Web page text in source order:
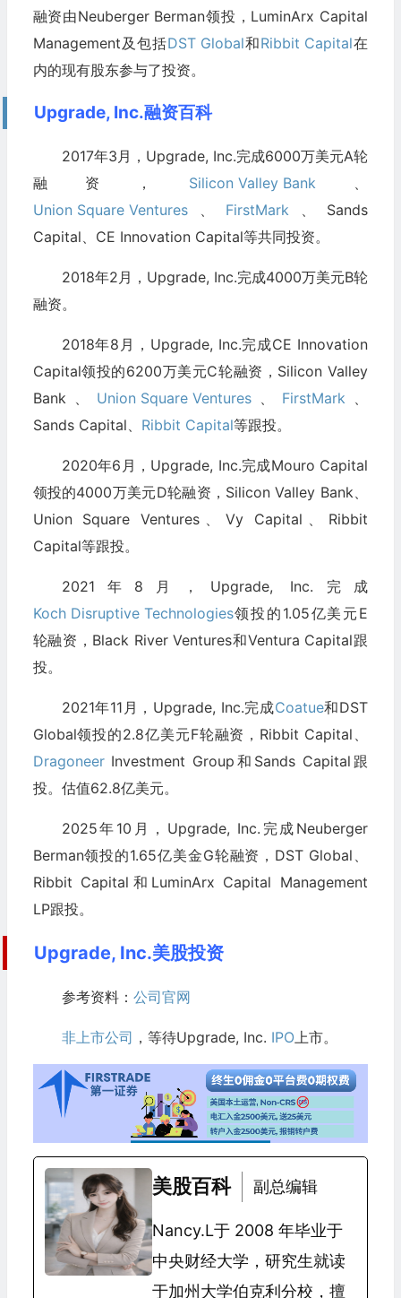
融资由Neuberger Berman领投，LuminArx Capital
Management及包括DST Global和Ribbit Capital在
内的现有股东参与了投资。
Upgrade, Inc.融资百科
2017年3月，Upgrade, Inc.完成6000万美元A轮
融资， Silicon Valley Bank、
Union Square Ventures、 FirstMark、Sands
Capital、CE Innovation Capital等共同投资。
2018年2月，Upgrade, Inc.完成4000万美元B轮
融资。
2018年8月，Upgrade, Inc.完成CE Innovation
Capital领投的6200万美元C轮融资，Silicon Valley
Bank、 Union Square Ventures、 FirstMark、
Sands Capital、 Ribbit Capital等跟投。
2020年6月，Upgrade, Inc.完成Mouro Capital
领投的4000万美元D轮融资，Silicon Valley Bank、
Union Square Ventures、Vy Capital、Ribbit
Capital等跟投。
2021年8月，Upgrade, Inc.完成
Koch Disruptive Technologies领投的1.05亿美元E
轮融资，Black River Ventures和Ventura Capital跟
投。
2021年11月，Upgrade, Inc.完成Coatue和DST
Global领投的2.8亿美元F轮融资，Ribbit Capital、
DragoneerInvestment Group和Sands Capital跟
投。估值62.8亿美元。
2025年10月，Upgrade, Inc.完成Neuberger
Berman领投的1.65亿美金G轮融资，DST Global、
Ribbit Capital和LuminArx Capital Management
LP跟投。
Upgrade, Inc.美股投资
参考资料： 公司官网
非上市公司 ，等待Upgrade, Inc. IPO上市。
美股百科 副总编辑
Nancy.L于 2008 年毕业于
中央财经大学，研究生就读
于加州大学伯克利分校，擅